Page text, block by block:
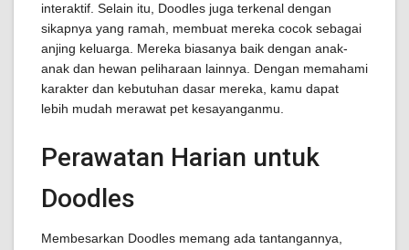
interaktif. Selain itu, Doodles juga terkenal dengan
sikapnya yang ramah, membuat mereka cocok sebagai
anjing keluarga. Mereka biasanya baik dengan anak-
anak dan hewan peliharaan lainnya. Dengan memahami
karakter dan kebutuhan dasar mereka, kamu dapat
lebih mudah merawat pet kesayanganmu.
Perawatan Harian untuk
Doodles
Membesarkan Doodles memang ada tantangannya,